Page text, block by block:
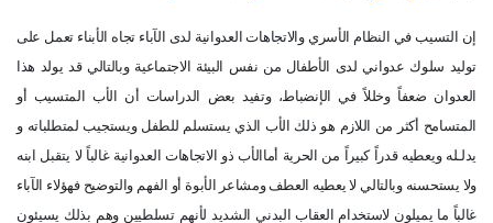
إن التسيب في النظام الأسري والاتجاهات العدوانية لدى الآباء تجاه الأبناء تعمل على
توليد سلوك عدواني لدى الأطفال من نفس البيئة الاجتماعية وبالتالي قد يولد هذا
العدوان ضعفاً وخللاً في الإنضباط، وتفيد بعض الدراسات أن الأب المتسيب أو
المتسامح أكثر من اللازم هو ذلك الأب الذي يستسلم للطفل ويستجيب لمتطلباته و
يدلـله ويعطيه قدراً كبيراً من الحرية أماالأب ذو الاتجاهات العدوانية غالباً لا يتقبل ابنه
ولا يستحسنه وبالتالي لا يعطيه العطف ومشاعر الأبوة أو الفهم والتوضيح فهؤلاء الآباء
غالباً ما يميلون لاستخدام العقاب البدني الشديد لأنهم تسلطيين وهم بذلك يسيئون